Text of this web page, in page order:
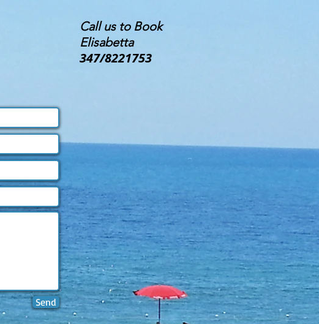
Call us to Book
Elisabetta
347/8221753
Send